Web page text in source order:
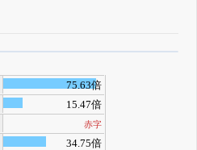
をはじめる
米株版の先行利用も付きます
75.63倍
15.47倍
赤字
34.75倍